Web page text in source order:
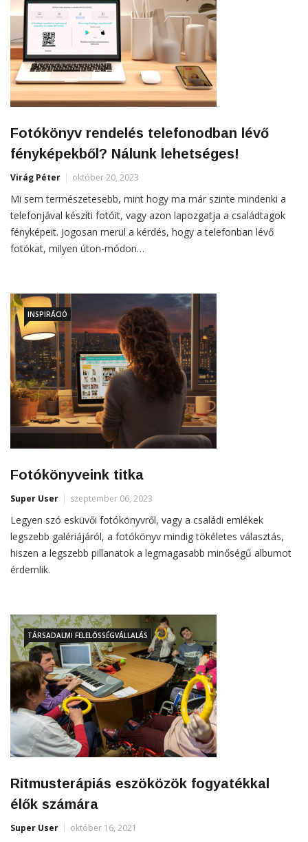
Fotókönyv rendelés telefonodban lévő
fényképekből? Nálunk lehetséges!
Virág Péter október 20, 2023
Mi sem természetesebb, mint hogy ma már szinte mindenki a
telefonjával készíti fotóit, vagy azon lapozgatja a családtagok
fényképeit. Jogosan merül a kérdés, hogy a telefonban lévő
fotókat, milyen úton-módon…
INSPIRÁCIÓ
Fotókönyveink titka
Super User szeptember 06, 2023
Legyen szó esküvői fotókönyvről, vagy a családi emlékek
legszebb galériájáról, a fotókönyv mindig tökéletes választás,
hiszen a legszebb pillanatok a legmagasabb minőségű albumot
érdemlik.
TÁRSADALMI FELELŐSSÉGVÁLLALÁS
Ritmusterápiás eszöközök fogyatékkal
élők számára
Super User október 16, 2021